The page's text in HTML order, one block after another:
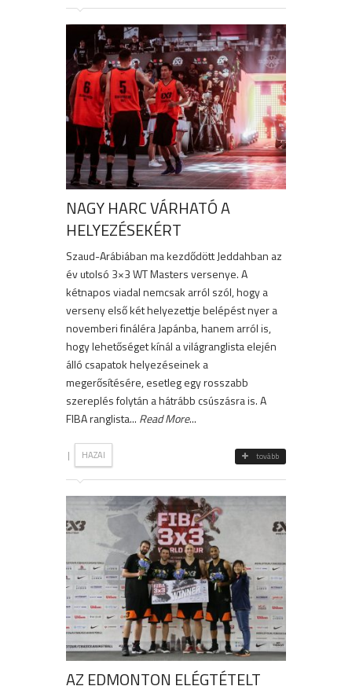
NAGY HARC VÁRHATÓ A
HELYEZÉSEKÉRT
Szaud-Arábiában ma kezdődött Jeddahban az
év utolsó 3×3 WT Masters versenye. A
kétnapos viadal nemcsak arról szól, hogy a
verseny első két helyezettje belépést nyer a
novemberi fináléra Japánba, hanem arról is,
hogy lehetőséget kínál a világranglista elején
álló csapatok helyezéseinek a
megerősítésére, esetleg egy rosszabb
szereplés folytán a hátrább csúszásra is. A
FIBA ranglista... Read More...
| HAZAI tovább
AZ EDMONTON ELÉGTÉTELT